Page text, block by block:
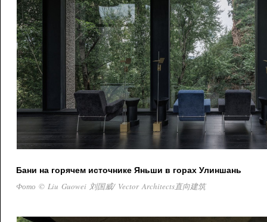
Бани на горячем источнике Яньши в горах Улиншань
Фото © Liu Guowei 刘国威/ Vector Architects直向建筑